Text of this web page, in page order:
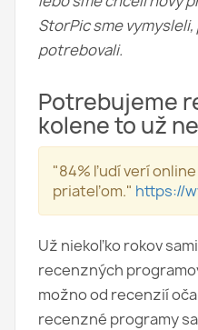
StorPic sme
potrebovali.
Potrebujeme
kolene to už
"84% ľudí verí
priateľom." https://
Už niekoľko rokov
recenzných
možno od recenzií
recenzné programy